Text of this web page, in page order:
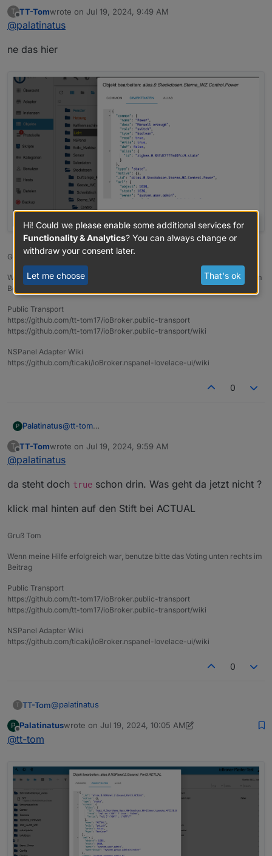
T
Offline
TT-Tomwrote on Jul 19, 2024, 9:49 AM
last edited by
@palatinatus
ne das hier
Gruß Tom
Wenn meine Hilfe erfolgreich war, benutze bitte das Voting unten rechts im
Beitrag
Public Transport
https://github.com/tt-tom17/ioBroker.public-transport
https://github.com/tt-tom17/ioBroker.public-transport/wiki
NSPanel Adapter Wiki
https://github.com/ticaki/ioBroker.nspanel-lovelace-ui/wiki
0
P Palatinatus@tt-tom
T
Offline
TT-Tomwrote on Jul 19, 2024, 9:59 AM
last edited by
@palatinatus
da steht doch true schon drin. Was geht da jetzt nicht ?
klick mal hinten auf den Stift bei ACTUAL
Gruß Tom
Wenn meine Hilfe erfolgreich war, benutze bitte das Voting unten rechts im
Beitrag
Public Transport
https://github.com/tt-tom17/ioBroker.public-transport
https://github.com/tt-tom17/ioBroker.public-transport/wiki
NSPanel Adapter Wiki
https://github.com/ticaki/ioBroker.nspanel-lovelace-ui/wiki
0
T TT-Tom@palatinatus
da steht dochtrue schon drin. Was geht da jetzt nicht
P
Offline
Palatinatuswrote on Jul 19, 2024, 10:05 AM
last edited by PalatinatusJul 19, 2024, 12:26 PM
@tt-tom
Hi! Could we please enable some additional services for
Functionality & Analytics? You can always change or
withdraw your consent later.
Let me choose That's ok